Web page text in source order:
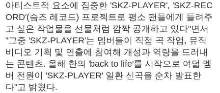
아티스트적 요소에 집중한 'SKZ-PLAYER', 'SKZ-REC
ORD'(슼즈 레코드) 프로젝트로 평소 팬들에게 들려주
고 싶은 작업물을 선물처럼 깜짝 공개하고 있다"면서
"그중 'SKZ-PLAYER'는 멤버들이 직접 곡 작업, 뮤직
비디오 기획 및 연출에 참여해 개성과 역량을 드러내
는 콘텐츠. 올해 한의 'back to life'를 시작으로 여덟 멤
버 전원이 'SKZ-PLAYER' 일환 신곡을 순차 발표한
다"고 밝혔다.